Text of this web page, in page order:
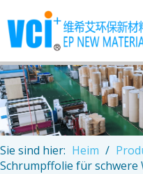
Sie sind hier: Heim /
Schrumpffolie für